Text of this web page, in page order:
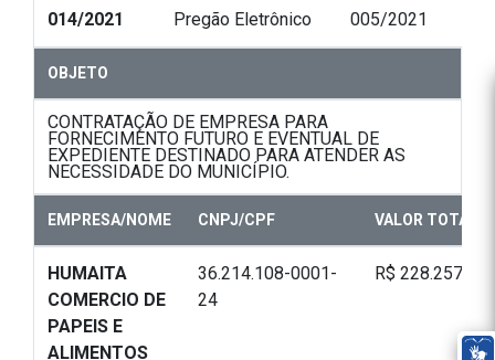
014/2021 Pregão Eletrônico 005/2021
OBJETO
CONTRATAÇÃO DE EMPRESA PARA
FORNECIMENTO FUTURO E EVENTUAL DE
EXPEDIENTE DESTINADO PARA ATENDER AS
NECESSIDADE DO MUNICÍPIO.
EMPRESA/NOME CNPJ/CPF VALOR TOTAL
HUMAITA
COMERCIO DE
PAPEIS E
ALIMENTOS
36.214.108-0001-
24
R$ 228.257,20